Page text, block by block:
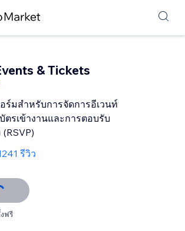
& Tickets
ร์มสำหรับการจัดการอีเวนท์
ตรเข้างานและการตอบรับ
(RSVP)
รีวิว
ฟรี